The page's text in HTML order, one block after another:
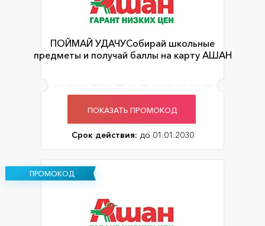
ПОЙМАЙ УДАЧУСобирай школьные
предметы и получай баллы на карту АШАН
ПОКАЗАТЬ ПРОМОКОД
Срок действия: до 01.01.2030
ПРОМОКОД